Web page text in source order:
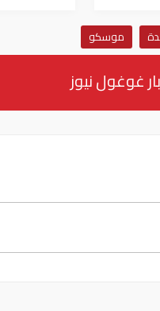
موسكو
غوغول نيوز